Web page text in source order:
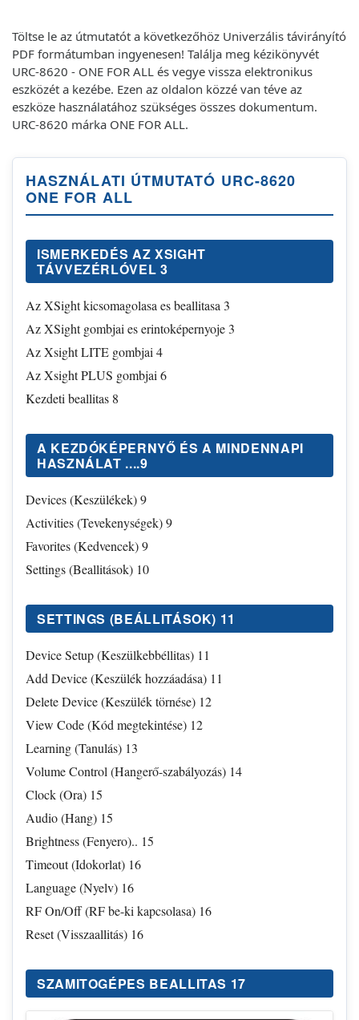
Töltse le az útmutatót a következőhöz Univerzális távirányító
PDF formátumban ingyenesen! Találja meg kézikönyvét
URC-8620 - ONE FOR ALL és vegye vissza elektronikus
eszközét a kezébe. Ezen az oldalon közzé van téve az
eszköze használatához szükséges összes dokumentum.
URC-8620 márka ONE FOR ALL.
HASZNÁLATI ÚTMUTATÓ URC-8620
ONE FOR ALL
ISMERKEDÉS AZ XSIGHT
TÁVVEZÉRLÓVEL 3
Az XSight kicsomagolasa es beallitasa 3
Az XSight gombjai es erintoképernyoje 3
Az Xsight LITE gombjai 4
Az Xsight PLUS gombjai 6
Kezdeti beallitas 8
A KEZDÓKÉPERNYŐ ÉS A MINDENNAPI
HASZNÁLAT ....9
Devices (Keszülékek) 9
Activities (Tevekenységek) 9
Favorites (Kedvencek) 9
Settings (Beallitások) 10
SETTINGS (BEÁLLITÁSOK) 11
Device Setup (Keszülkebbéllitas) 11
Add Device (Keszülék hozzáadása) 11
Delete Device (Keszülék törnése) 12
View Code (Kód megtekintése) 12
Learning (Tanulás) 13
Volume Control (Hangerő-szabályozás) 14
Clock (Ora) 15
Audio (Hang) 15
Brightness (Fenyero).. 15
Timeout (Idokorlat) 16
Language (Nyelv) 16
RF On/Off (RF be-ki kapcsolasa) 16
Reset (Visszaallitás) 16
SZAMITOGÉPES BEALLITAS 17